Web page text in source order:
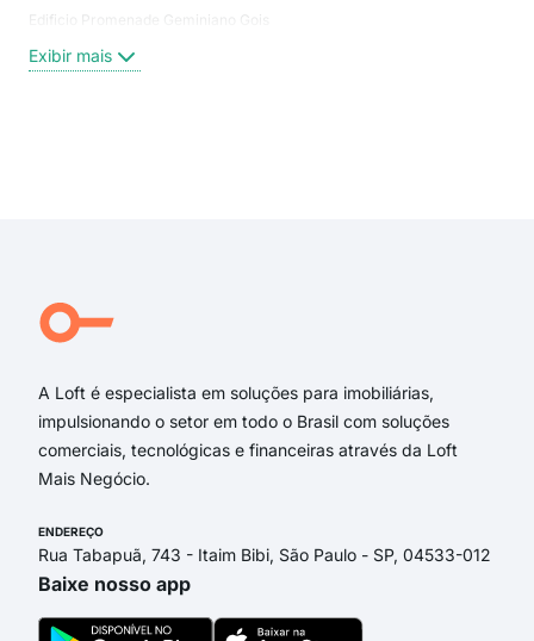
Edificio Promenade Geminiano Gois
Exibir mais
A Loft é especialista em soluções para imobiliárias,
impulsionando o setor em todo o Brasil com soluções
comerciais, tecnológicas e financeiras através da Loft
Mais Negócio.
ENDEREÇO
Rua Tabapuã, 743 - Itaim Bibi, São Paulo - SP, 04533-012
Baixe nosso app